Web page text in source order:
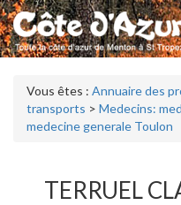
Vous êtes : Annuaire des
transports > Medecins:
medecine generale Toulon
TERRUEL